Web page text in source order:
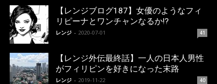
【レンジブログ187】女優のようなフィ
リピーナとワンチャンなるか!?
レンジ - 2020-07-01 41
【レンジ外伝最終話】一人の日本人男性
がフィリピンを好きになった末路
レンジ - 2019-11-22 40